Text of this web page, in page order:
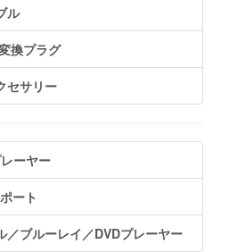
ル
換プラグ
セサリー
ーヤー
ート
／ブルーレイ／DVDプレーヤー